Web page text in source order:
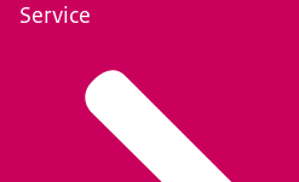
Service